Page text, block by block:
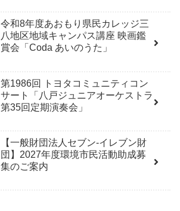
令和8年度あおもり県民カレッジ三
八地区地域キャンパス講座 映画鑑
賞会「Coda あいのうた」
第1986回 トヨタコミュニティコン
サート「八戸ジュニアオーケストラ
第35回定期演奏会」
【一般財団法人セブン-イレブン財
団】2027年度環境市民活動助成募
集のご案内